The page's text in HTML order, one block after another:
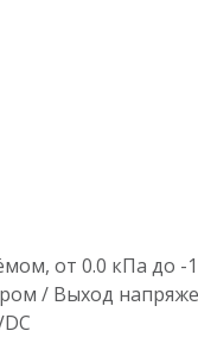
от 0.0 кПа до -
/ Выход